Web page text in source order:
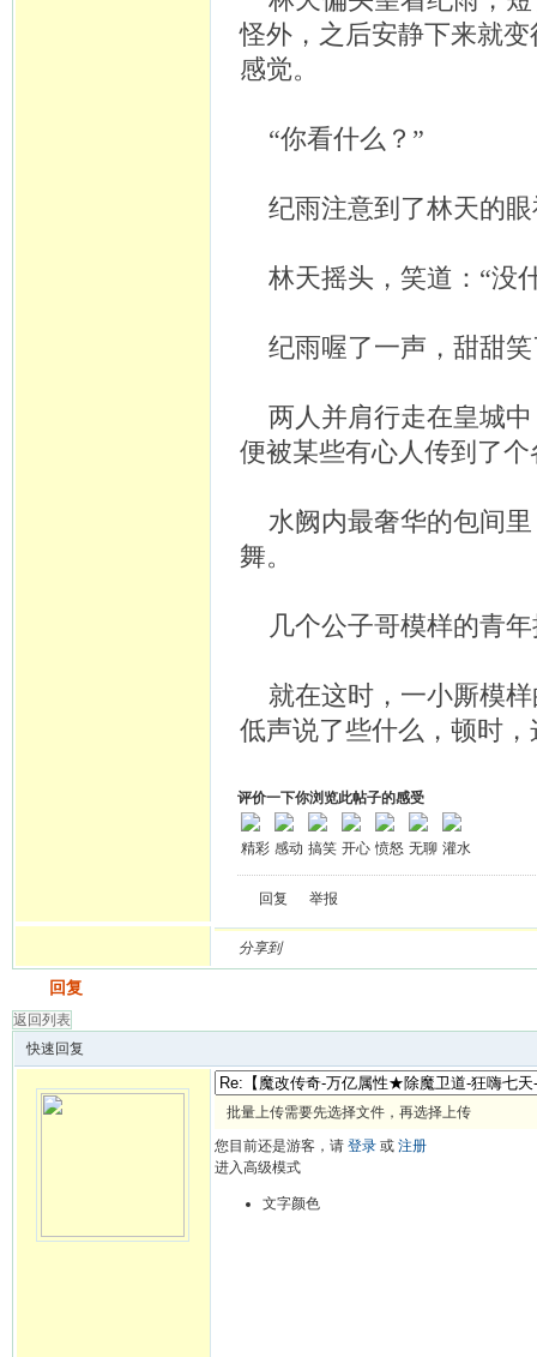
怪外，之后安静下来就
感觉。
“你看什么？”
纪雨注意到了林天的
林天摇头，笑道： “没
纪雨喔了一声，甜甜
两人并肩行走在皇城
便被某些有心人传到了
水阙内最奢华的包间
舞。
几个公子哥模样的青
就在这时，一小厮模
低声说了些什么，顿时
评价一下你浏览此帖子的感受
精彩 感动 搞笑 开心 愤怒 无聊 灌水
回复 举报
分享到
回复
返回列表
快速回复
批量上传需要先选择文件，再选择上传
您目前还是游客，请 登录 或 注册
进入高级模式
文字颜色